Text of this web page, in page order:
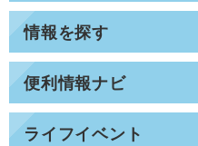
情報を探す
便利情報ナビ
ライフイベント